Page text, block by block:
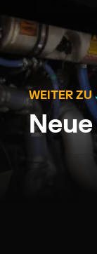
WEITER ZU